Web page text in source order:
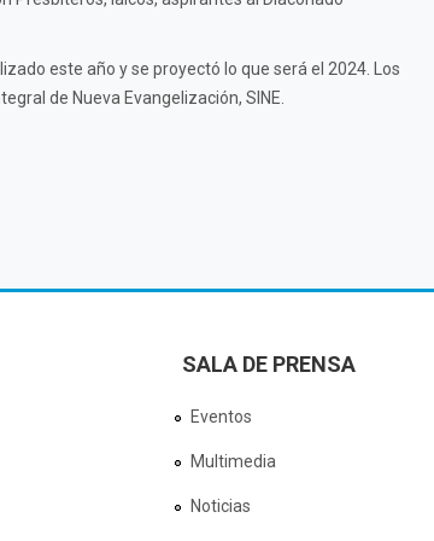
este año y se proyectó lo que será el 2024. Los
de Nueva Evangelización, SINE.
SALA DE PRENSA
Eventos
Multimedia
Noticias